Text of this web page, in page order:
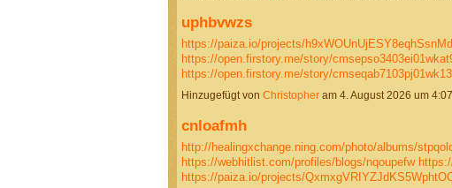
uphbvwzs
https://paiza.io/projects/
https://open.firstory.me/story/
https://open.firstory.me/story/
Hinzugefügt von Christopheram 4. August 2026 um
cnloafmh
http://healingxchange.ning.com/photo/albums/
https://webhitlist.com/profiles/blogs/nqoupefw
https://paiza.io/projects/